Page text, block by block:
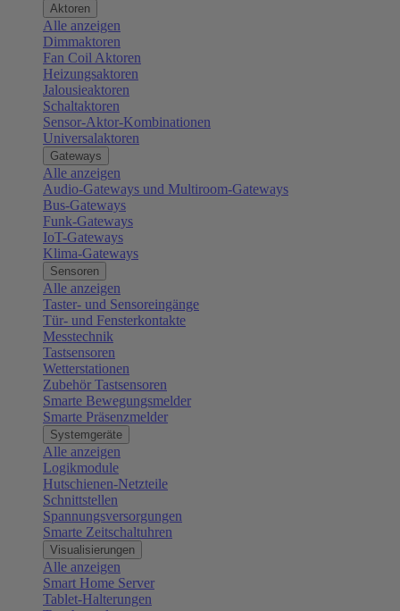
Aktoren
Alle anzeigen
Dimmaktoren
Fan Coil Aktoren
Heizungsaktoren
Jalousieaktoren
Schaltaktoren
Sensor-Aktor-Kombinationen
Universalaktoren
Gateways
Alle anzeigen
Audio-Gateways und Multiroom-Gateways
Bus-Gateways
Funk-Gateways
IoT-Gateways
Klima-Gateways
Sensoren
Alle anzeigen
Taster- und Sensoreingänge
Tür- und Fensterkontakte
Messtechnik
Tastsensoren
Wetterstationen
Zubehör Tastsensoren
Smarte Bewegungsmelder
Smarte Präsenzmelder
Systemgeräte
Alle anzeigen
Logikmodule
Hutschienen-Netzteile
Schnittstellen
Spannungsversorgungen
Smarte Zeitschaltuhren
Visualisierungen
Alle anzeigen
Smart Home Server
Tablet-Halterungen